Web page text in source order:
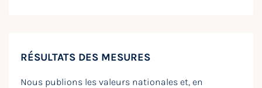
RÉSULTATS DES MESURES
Nous publions les valeurs nationales et, en